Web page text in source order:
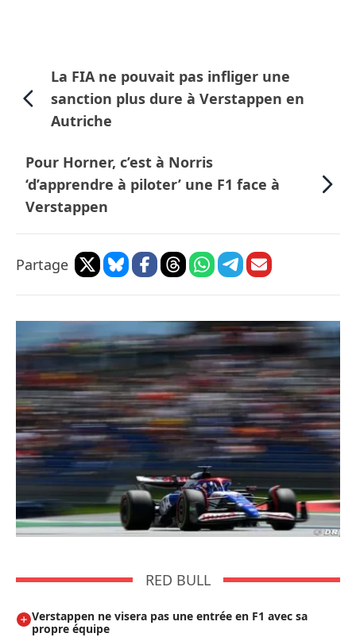
La FIA ne pouvait pas infliger une
sanction plus dure à Verstappen en
Autriche
Pour Horner, c’est à Norris
‘d’apprendre à piloter’ une F1 face à
Verstappen
Partage
RED BULL
Verstappen ne visera pas une entrée en F1 avec sa
propre équipe